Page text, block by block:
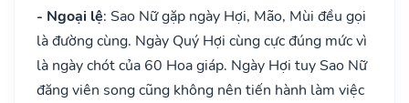
- Ngoại lệ: Sao Nữ gặp ngày Hợi, Mão, Mùi đều gọi
là đường cùng. Ngày Quý Hợi cùng cực đúng mức vì
là ngày chót của 60 Hoa giáp. Ngày Hợi tuy Sao Nữ
đăng viên song cũng không nên tiến hành làm việc